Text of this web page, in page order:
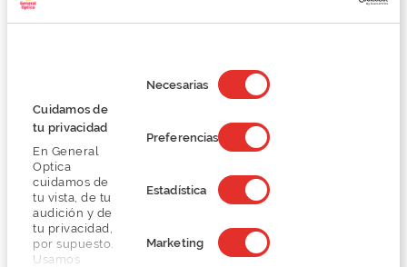
Cuidamos de
tu privacidad
En General
Optica
cuidamos de
tu vista, de tu
audición y de
tu privacidad,
por supuesto.
Usamos
de
consentimiento
Necesarias
Preferencias
Estadística
Marketing
Ray Ban RB2140
125,25 €